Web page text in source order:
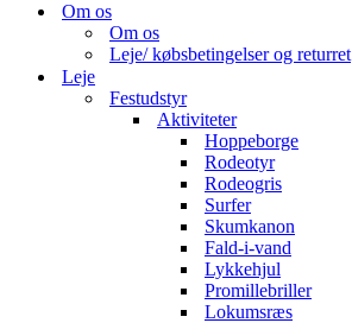
Om os
Om os
Leje/ købsbetingelser og returret
Leje
Festudstyr
Aktiviteter
Hoppeborge
Rodeotyr
Rodeogris
Surfer
Skumkanon
Fald-i-vand
Lykkehjul
Promillebriller
Lokumsræs